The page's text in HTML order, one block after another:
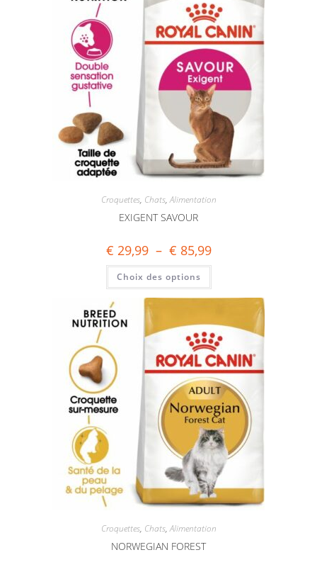
Croquettes, Chats,Alimentation
EXIGENT SAVOUR
€ 29,99 – € 85,99
Choix des options
Croquettes, Chats,Alimentation
NORWEGIAN FOREST